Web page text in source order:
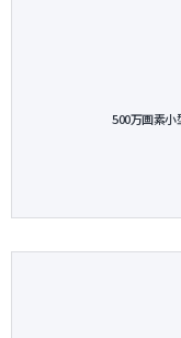
500万画素小
お気に入り